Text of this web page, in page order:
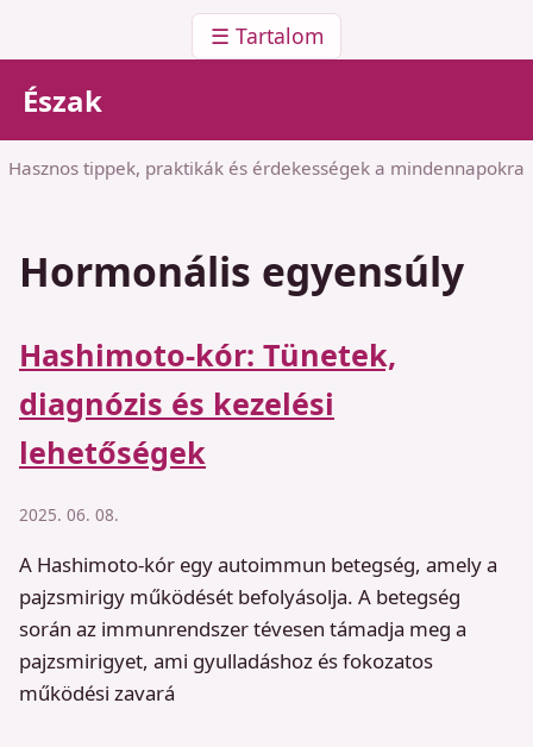
☰ Tartalom
Észak
Hasznos tippek, praktikák és érdekességek a mindennapokra
Hormonális egyensúly
Hashimoto-kór: Tünetek,
diagnózis és kezelési
lehetőségek
2025. 06. 08.
A Hashimoto-kór egy autoimmun betegség, amely a
pajzsmirigy működését befolyásolja. A betegség
során az immunrendszer tévesen támadja meg a
pajzsmirigyet, ami gyulladáshoz és fokozatos
működési zavará